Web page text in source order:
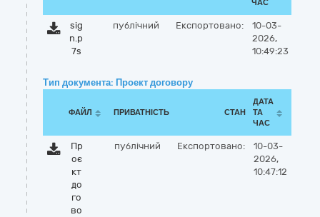
ЧАС
sig
n.p
7s
публічний Експортовано:
10-03-
2026,
10:49:23
Тип документа: Проект договору
ФАЙЛ ПРИВАТНІСТЬ СТАН
ДАТА
ТА
ЧАС
Пр
оє
кт
до
го
во
публічний Експортовано:
10-03-
2026,
10:47:12